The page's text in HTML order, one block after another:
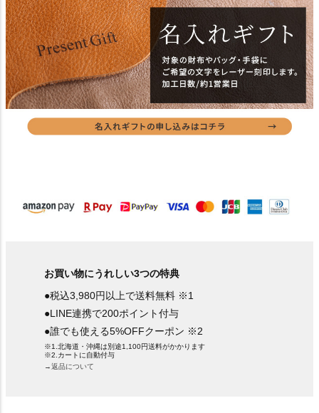
お買い物にうれしい3つの特典
●税込3,980円以上で送料無料 ※1
●LINE連携で200ポイント付与
●誰でも使える5%OFFクーポン ※2
※1.北海道・沖縄は別途1,100円送料がかかります
※2.カートに自動付与
→返品について